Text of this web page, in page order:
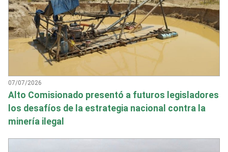
07/07/2026
Alto Comisionado presentó a futuros legisladores
los desafíos de la estrategia nacional contra la
minería ilegal